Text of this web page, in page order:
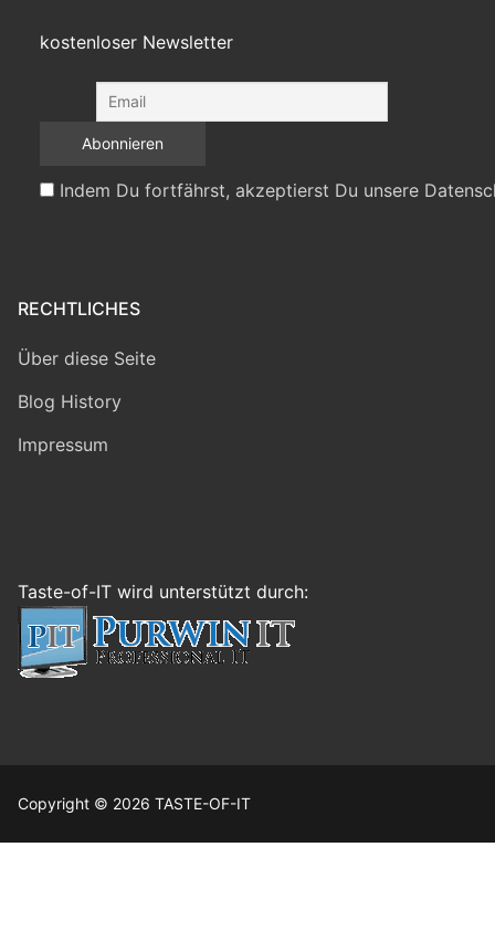
kostenloser Newsletter
Indem Du fortfährst, akzeptierst Du unsere
RECHTLICHES
Über diese Seite
Blog History
Impressum
Taste-of-IT wird unterstützt durch:
Copyright © 2026 TASTE-OF-IT